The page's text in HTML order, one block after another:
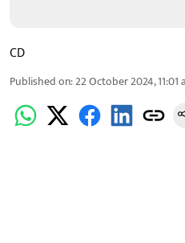
CD
Published on:22 October 2024, 11:01